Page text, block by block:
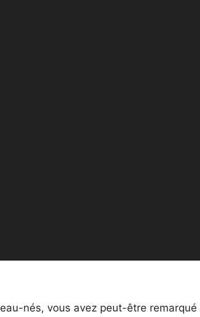
nés, vous avez peut-être remarqué